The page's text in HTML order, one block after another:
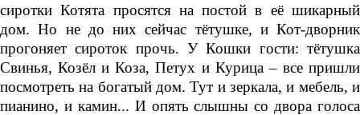
сиротки Котята просятся на постой в её шикарный
дом. Но не до них сейчас тётушке, и Кот-дворник
прогоняет сироток прочь. У Кошки гости: тётушка
Свинья, Козёл и Коза, Петух и Курица – все пришли
посмотреть на богатый дом. Тут и зеркала, и мебель, и
пианино, и камин... И опять слышны со двора голоса